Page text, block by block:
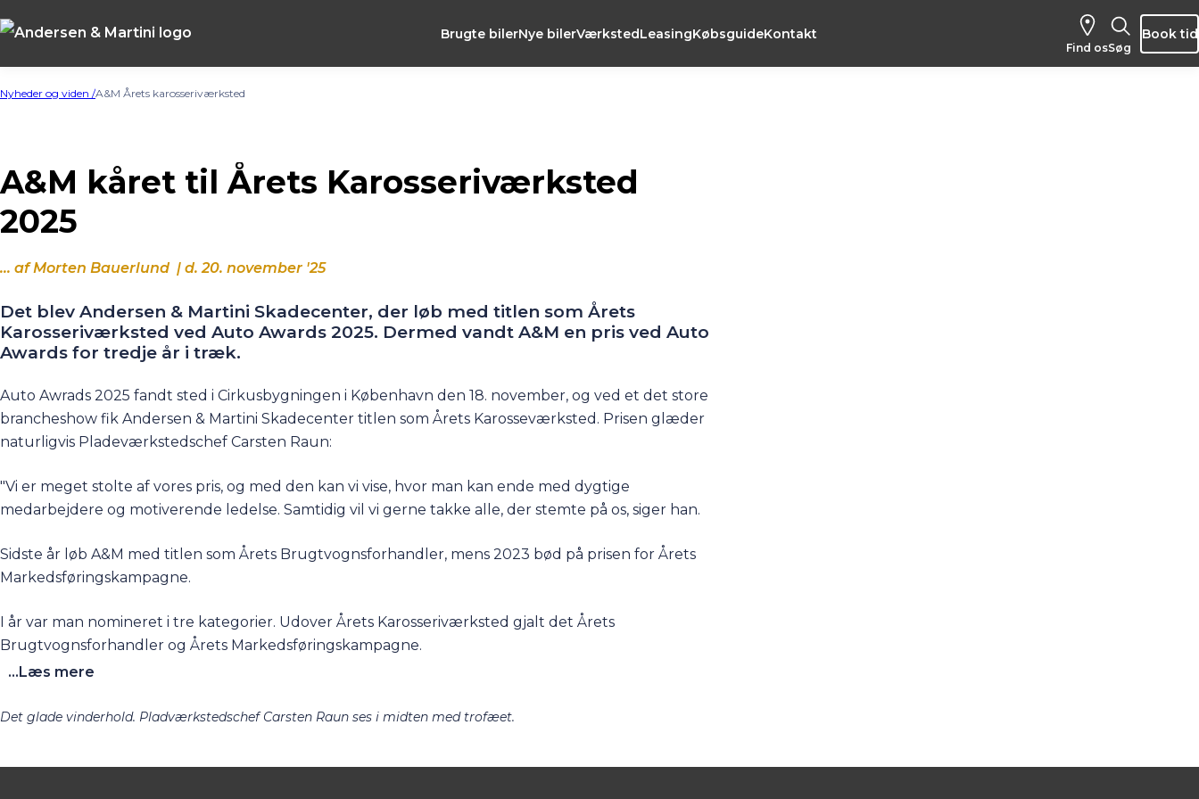
Brugte bilerNye bilerVærkstedLeasingKøbsguideKontakt
Find os Søg
Book tid
Nyheder og viden /A&M Årets karosseriværksted
A&M kåret til Årets Karosseriværksted
2025
... af Morten Bauerlund | d. 20. november '25
Det blev Andersen & Martini Skadecenter, der løb med titlen som Årets
Karosseriværksted ved Auto Awards 2025. Dermed vandt A&M en pris ved Auto
Awards for tredje år i træk.
Auto Awrads 2025 fandt sted i Cirkusbygningen i København den 18. november, og ved et det store
brancheshow fik Andersen & Martini Skadecenter titlen som Årets Karosseværksted. Prisen glæder
naturligvis Pladeværkstedschef Carsten Raun:
"Vi er meget stolte af vores pris, og med den kan vi vise, hvor man kan ende med dygtige
medarbejdere og motiverende ledelse. Samtidig vil vi gerne takke alle, der stemte på os, siger han.
Sidste år løb A&M med titlen som Årets Brugtvognsforhandler, mens 2023 bød på prisen for Årets
Markedsføringskampagne.
I år var man nomineret i tre kategorier. Udover Årets Karosseriværksted gjalt det Årets
Brugtvognsforhandler og Årets Markedsføringskampagne.
...Læs mere
Det glade vinderhold. Pladværkstedschef Carsten Raun ses i midten med trofæet.